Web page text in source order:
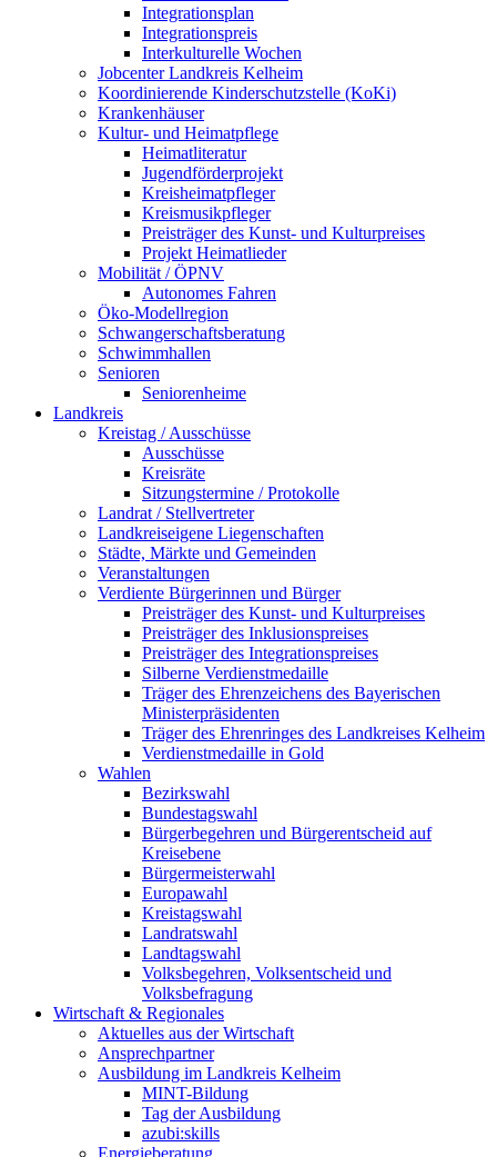
Integrationsplan
Integrationspreis
Interkulturelle Wochen
Jobcenter Landkreis Kelheim
Koordinierende Kinderschutzstelle (KoKi)
Krankenhäuser
Kultur- und Heimatpflege
Heimatliteratur
Jugendförderprojekt
Kreisheimatpfleger
Kreismusikpfleger
Preisträger des Kunst- und Kulturpreises
Projekt Heimatlieder
Mobilität / ÖPNV
Autonomes Fahren
Öko-Modellregion
Schwangerschaftsberatung
Schwimmhallen
Senioren
Seniorenheime
Landkreis
Kreistag / Ausschüsse
Ausschüsse
Kreisräte
Sitzungstermine / Protokolle
Landrat / Stellvertreter
Landkreiseigene Liegenschaften
Städte, Märkte und Gemeinden
Veranstaltungen
Verdiente Bürgerinnen und Bürger
Preisträger des Kunst- und Kulturpreises
Preisträger des Inklusionspreises
Preisträger des Integrationspreises
Silberne Verdienstmedaille
Träger des Ehrenzeichens des Bayerischen
Ministerpräsidenten
Träger des Ehrenringes des Landkreises Kelheim
Verdienstmedaille in Gold
Wahlen
Bezirkswahl
Bundestagswahl
Bürgerbegehren und Bürgerentscheid auf
Kreisebene
Bürgermeisterwahl
Europawahl
Kreistagswahl
Landratswahl
Landtagswahl
Volksbegehren, Volksentscheid und
Volksbefragung
Wirtschaft & Regionales
Aktuelles aus der Wirtschaft
Ansprechpartner
Ausbildung im Landkreis Kelheim
MINT-Bildung
Tag der Ausbildung
azubi:skills
Energieberatung